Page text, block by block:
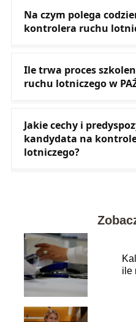
Na czym polega
kontrolera ruchu
Ile trwa proces
ruchu lotniczego w
Jakie cechy i
kandydata na
lotniczego?
ile